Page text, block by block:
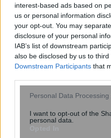
interest-based ads based on
us or personal information
your opt-out. You may
disclosure of your personal
IAB’s list of downstream
also be disclosed by us to
Downstream Participants that
Please note that this website/
not limited to your visit or
grant or deny consent to
Personal Data
I want to opt-out of the
personal data.
Το «φρούτο του
πλούσιο σε